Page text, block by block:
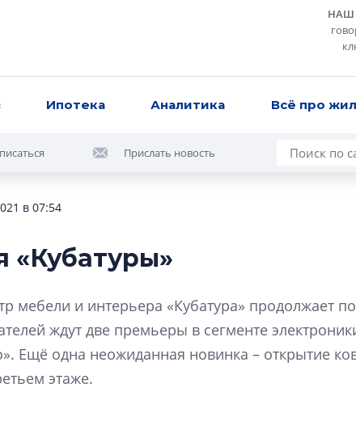
НАШ
Ипотека Аналитика Всё про
Прислать новость
в 07:54
«Кубатуры»
мебели и интерьера «Кубатура» продолжает
ждут две премьеры в сегменте
Ещё одна неожиданная новинка – открытие
этаже.